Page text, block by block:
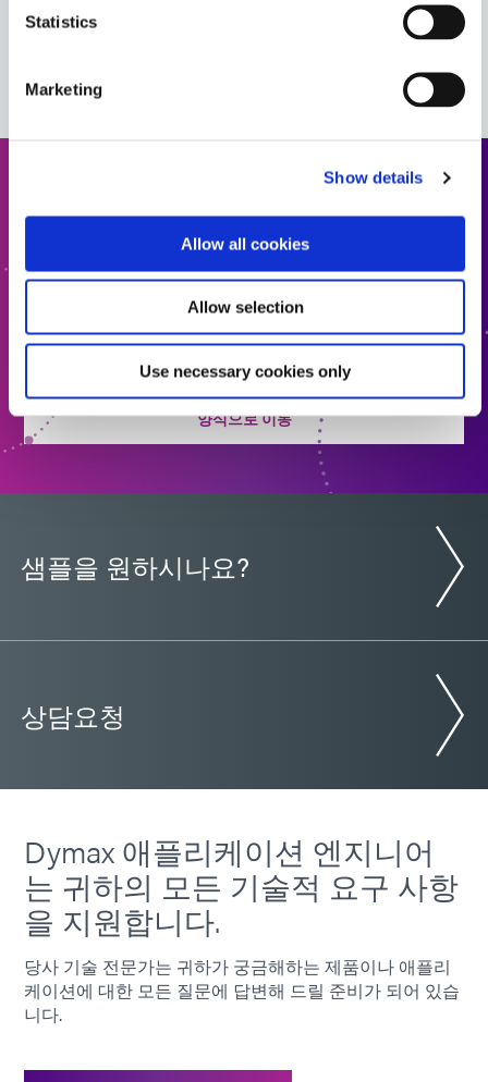
Statistics
Marketing
Show details
Allow all cookies
Allow selection
Use necessary cookies only
Dymax 제품을 확인하세요.
견적 요청
다음 단계로 나아갈 준비가 되셨나요? Dymax 팀원이 곧
연락드리겠습니다.
견적에 추가
양식으로 이동
샘플을 원하시나요?
상담요청
Dymax 애플리케이션 엔지니어
는 귀하의 모든 기술적 요구 사항
을 지원합니다.
당사 기술 전문가는 귀하가 궁금해하는 제품이나 애플리
케이션에 대한 모든 질문에 답변해 드릴 준비가 되어 있습
니다.